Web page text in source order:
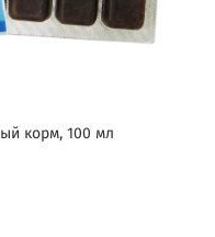
корм, 100 мл